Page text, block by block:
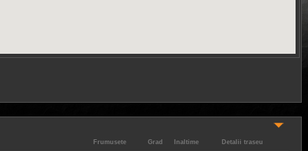
Detalii traseu
Inaltime
Grad
Frumusete